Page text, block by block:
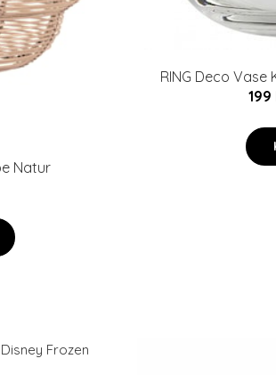
Natur
RING Deco
199